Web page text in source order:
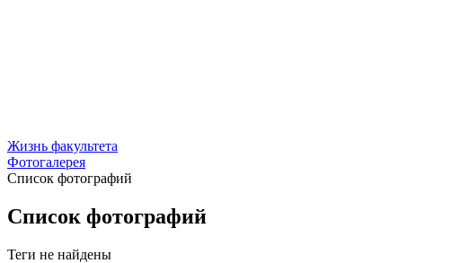
Жизнь факультета
Фотогалерея
Список фотографий
Список фотографий
Теги не найдены